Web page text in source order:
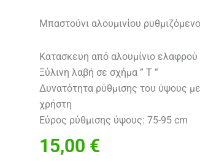
Μπαστούνι αλουμινίου ρυθμιζόμενο
Κατασκευη από αλουμίνιο
Ξύλινη λαβή σε σχήμα ” Τ ”
Δυνατότητα ρύθμισης του ύψους
χρήστη
Εύρος ρύθμισης ύψους: 75-95 cm
15,00 €